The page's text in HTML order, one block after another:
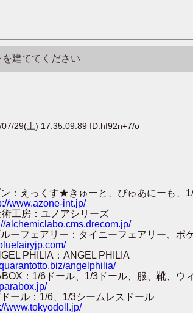
建ててください
29(土) 17:35:09.89 ID:hf92n+7/o
くす★きゅーと、ぴゅあにーも、1/
www.azone-int.jp/
ユノアシリーズ
alchemiclabo.cms.drecom.jp/
リー：タイニーフェアリー、ポケ
：ANGEL PHILIA
angelphilia/
1/6ドール、1/3ドール、服、靴、ウ
6、1/3シームレスドール
www.tokyodoll.jp/